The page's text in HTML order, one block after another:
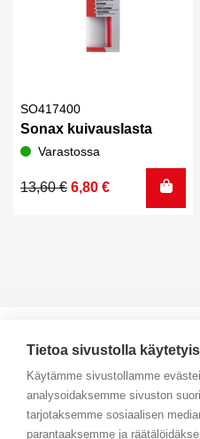
SO417400
Sonax kuivauslasta
Varastossa
13,60€
Alkuperäinen
6,80 €
Nykyinen
Yhteystiedot
Tietoa sivustolla
Käytämme sivustollamme
analysoidaksemme sivuston
tarjotaksemme sosiaalisen
parantaaksemme ja